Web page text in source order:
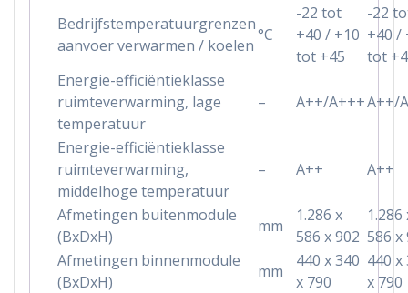
Bedrijfstemperatuurgrenzen
aanvoer verwarmen / koelen
°C
-22 tot
+40 / +10
tot +45
-22
+40 /
tot
Energie-efficiëntieklasse
ruimteverwarming, lage
temperatuur
– A++/A+++A++/
Energie-efficiëntieklasse
ruimteverwarming,
middelhoge temperatuur
– A++ A++
Afmetingen buitenmodule
(BxDxH)
mm
1.286 x
586 x 902
1.286
586 x
Afmetingen binnenmodule
(BxDxH)
mm
440 x 340
x 790
440 x
x 790